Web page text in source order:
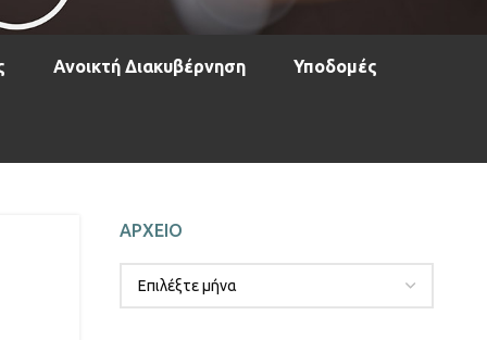
Ανοικτή Διακυβέρνηση Υποδομές
ΑΡΧΕΙΟ